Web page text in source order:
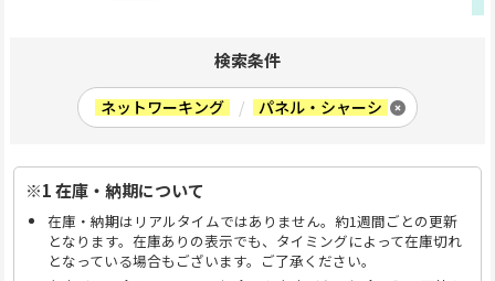
検索条件
ネットワーキング / パネル・シャーシ
※1 在庫・納期について
在庫・納期はリアルタイムではありません。約1週間ごとの更新
となります。在庫ありの表示でも、タイミングによって在庫切れ
となっている場合もございます。ご了承ください。